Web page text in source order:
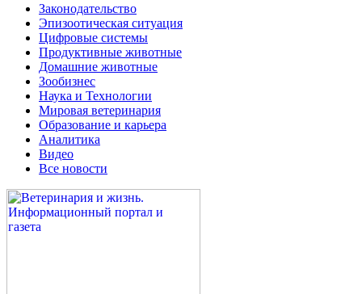
Законодательство
Эпизоотическая ситуация
Цифровые системы
Продуктивные животные
Домашние животные
Зообизнес
Наука и Технологии
Мировая ветеринария
Образование и карьера
Аналитика
Видео
Все новости